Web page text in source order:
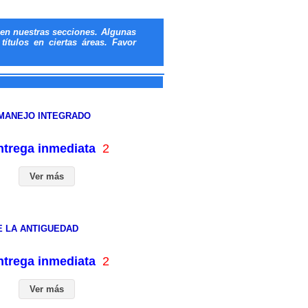
nuestras secciones. Algunas
en ciertas áreas. Favor
INTEGRADO
inmediata 2
Ver más
LA ANTIGUEDAD
inmediata 2
Ver más